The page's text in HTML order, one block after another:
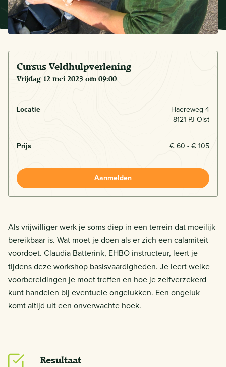
Cursus Veldhulpverlening
vrijdag 12 mei 2023 om 09:00
Locatie
Haereweg 4
8121 PJ Olst
Prijs € 60 - € 105
Aanmelden
Als vrijwilliger werk je soms diep in een terrein dat moeilijk
bereikbaar is. Wat moet je doen als er zich een calamiteit
voordoet. Claudia Batterink, EHBO instructeur, leert je
tijdens deze workshop basisvaardigheden. Je leert welke
voorbereidingen je moet treffen en hoe je zelfverzekerd
kunt handelen bij eventuele ongelukken. Een ongeluk
komt altijd uit een onverwachte hoek.
Resultaat